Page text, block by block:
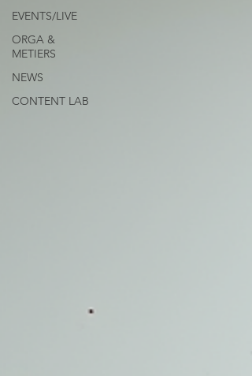
EVENTS/LIVE
ORGA &
METIERS
NEWS
CONTENT LAB